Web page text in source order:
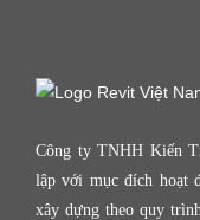
Công ty TNHH Kiến
lập với mục đích hoạt
xây dựng theo quy